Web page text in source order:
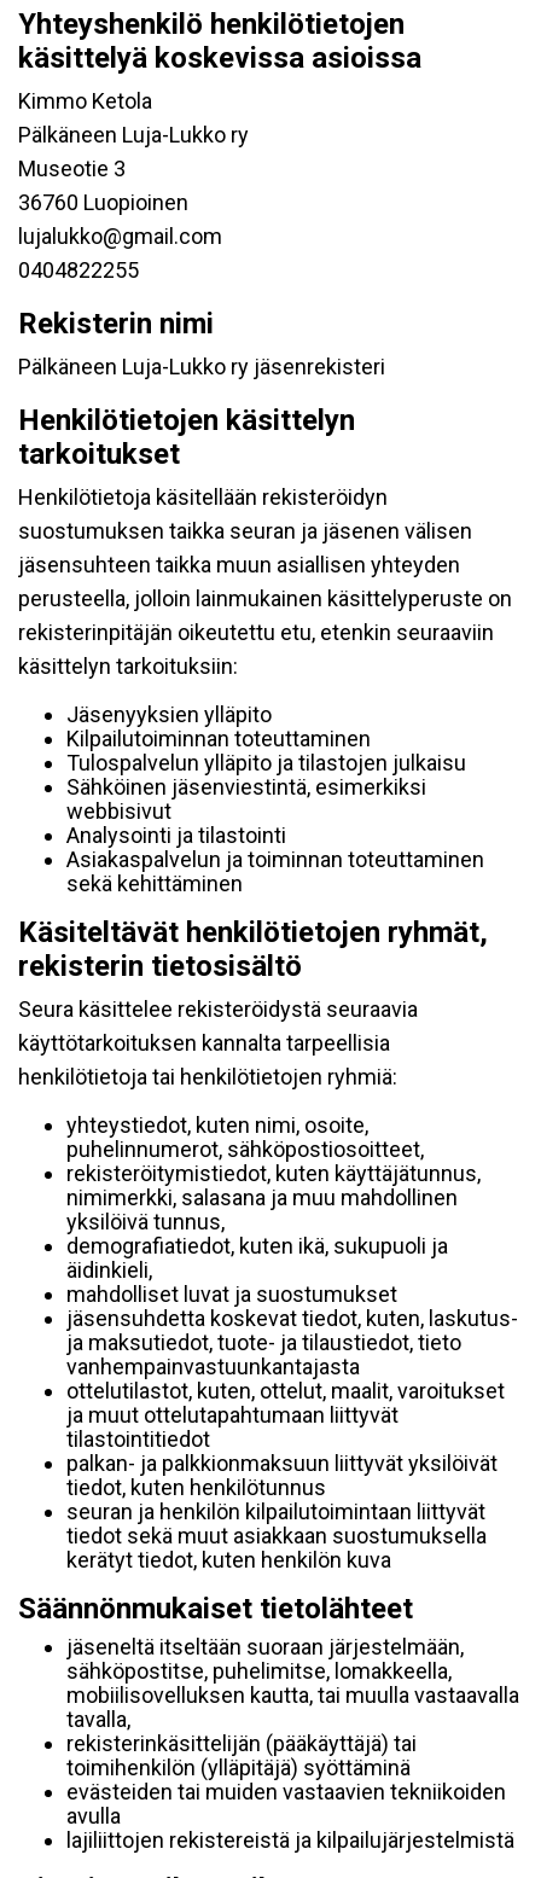
Yhteyshenkilö henkilötietojen
käsittelyä koskevissa asioissa
Kimmo Ketola
Pälkäneen Luja-Lukko ry
Museotie 3
36760 Luopioinen
lujalukko@gmail.com
0404822255
Rekisterin nimi
Pälkäneen Luja-Lukko ry jäsenrekisteri
Henkilötietojen käsittelyn
tarkoitukset
Henkilötietoja käsitellään rekisteröidyn
suostumuksen taikka seuran ja jäsenen välisen
jäsensuhteen taikka muun asiallisen yhteyden
perusteella, jolloin lainmukainen käsittelyperuste on
rekisterinpitäjän oikeutettu etu, etenkin seuraaviin
käsittelyn tarkoituksiin:
Jäsenyyksien ylläpito
Kilpailutoiminnan toteuttaminen
Tulospalvelun ylläpito ja tilastojen julkaisu
Sähköinen jäsenviestintä, esimerkiksi
webbisivut
Analysointi ja tilastointi
Asiakaspalvelun ja toiminnan toteuttaminen
sekä kehittäminen
Käsiteltävät henkilötietojen ryhmät,
rekisterin tietosisältö
Seura käsittelee rekisteröidystä seuraavia
käyttötarkoituksen kannalta tarpeellisia
henkilötietoja tai henkilötietojen ryhmiä:
yhteystiedot, kuten nimi, osoite,
puhelinnumerot, sähköpostiosoitteet,
rekisteröitymistiedot, kuten käyttäjätunnus,
nimimerkki, salasana ja muu mahdollinen
yksilöivä tunnus,
demografiatiedot, kuten ikä, sukupuoli ja
äidinkieli,
mahdolliset luvat ja suostumukset
jäsensuhdetta koskevat tiedot, kuten, laskutus-
ja maksutiedot, tuote- ja tilaustiedot, tieto
vanhempainvastuunkantajasta
ottelutilastot, kuten, ottelut, maalit, varoitukset
ja muut ottelutapahtumaan liittyvät
tilastointitiedot
palkan- ja palkkionmaksuun liittyvät yksilöivät
tiedot, kuten henkilötunnus
seuran ja henkilön kilpailutoimintaan liittyvät
tiedot sekä muut asiakkaan suostumuksella
kerätyt tiedot, kuten henkilön kuva
Säännönmukaiset tietolähteet
jäseneltä itseltään suoraan järjestelmään,
sähköpostitse, puhelimitse, lomakkeella,
mobiilisovelluksen kautta, tai muulla vastaavalla
tavalla,
rekisterinkäsittelijän (pääkäyttäjä) tai
toimihenkilön (ylläpitäjä) syöttäminä
evästeiden tai muiden vastaavien tekniikoiden
avulla
lajiliittojen rekistereistä ja kilpailujärjestelmistä